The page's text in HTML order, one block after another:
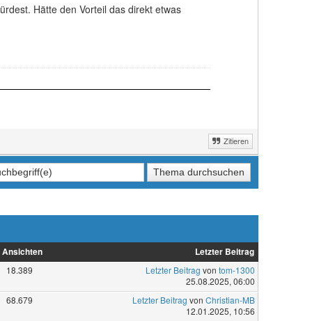
Hätte den Vorteil das direkt etwas
Zitieren
Ansichten Letzter Beitrag
18.389 Letzter Beitrag von tom-1300
25.08.2025, 06:00
68.679 Letzter Beitrag von Christian-MB
12.01.2025, 10:56